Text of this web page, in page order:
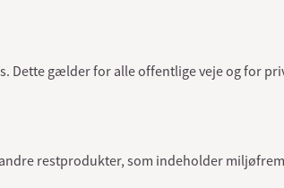
Dette gælder for alle offentlige veje og for
restprodukter, som indeholder